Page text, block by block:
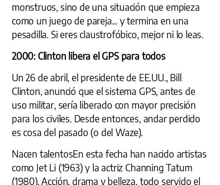
monstruos, sino de una situación que empieza
como un juego de pareja... y termina en una
pesadilla. Si eres claustrofóbico, mejor ni lo leas.
2000: Clinton libera el GPS para todos
Un 26 de abril, el presidente de EE.UU., Bill
Clinton, anunció que el sistema GPS, antes de
uso militar, sería liberado con mayor precisión
para los civiles. Desde entonces, andar perdido
es cosa del pasado (o del Waze).
Nacen talentosEn esta fecha han nacido artistas
como Jet Li (1963) y la actriz Channing Tatum
(1980). Acción, drama y belleza, todo servido el